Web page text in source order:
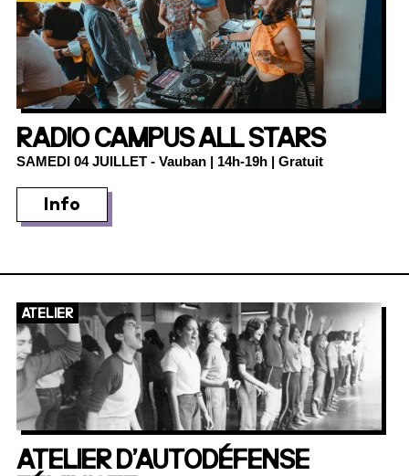
RADIO CAMPUS ALL STARS
SAMEDI 04 JUILLET - Vauban | 14h-19h | Gratuit
Info
ATELIER
ATELIER D’AUTODÉFENSE